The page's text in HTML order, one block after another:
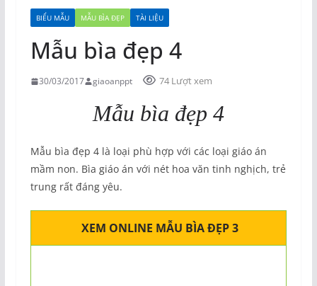
BIỂU MẪU MẪU BÌA ĐẸP TÀI LIỆU
Mẫu bìa đẹp 4
30/03/2017 giaoanppt 74 Lượt xem
Mẫu bìa đẹp 4
Mẫu bìa đẹp 4 là loại phù hợp với các loại giáo án
mầm non. Bìa giáo án với nét hoa văn tinh nghịch, trẻ
trung rất đáng yêu.
XEM ONLINE MẪU BÌA ĐẸP 3